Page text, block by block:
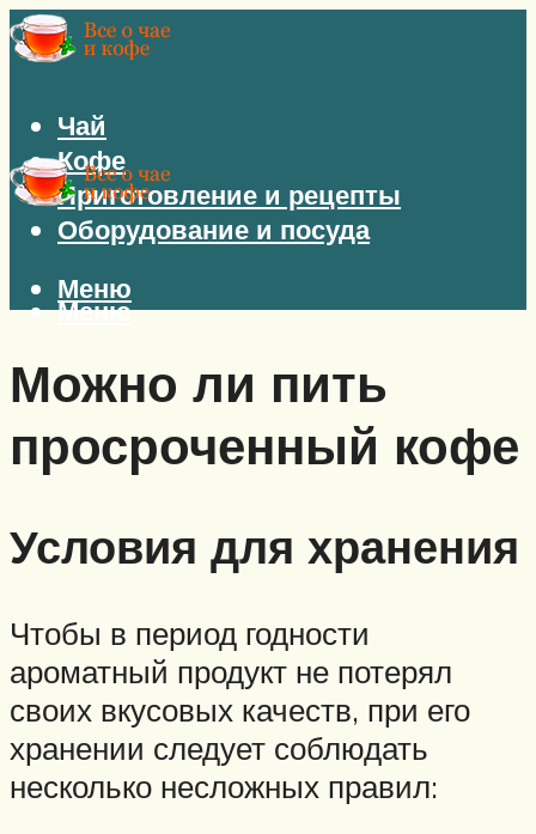
Чай
Кофе
Приготовление и рецепты
Оборудование и посуда
Меню
Меню
Можно ли пить
просроченный кофе
Условия для хранения
Чтобы в период годности
ароматный продукт не потерял
своих вкусовых качеств, при его
хранении следует соблюдать
несколько несложных правил: